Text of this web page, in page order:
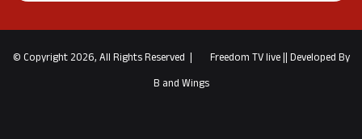
© Copyright 2026, All Rights Reserved | Freedom TV live||Developed By
B and Wings